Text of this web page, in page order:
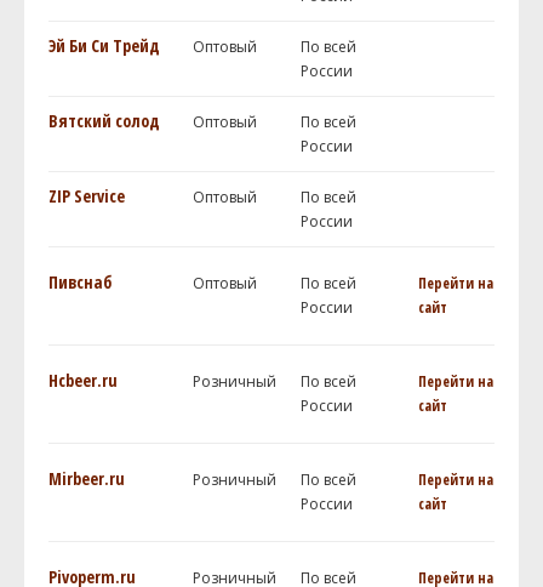
Эй Би Си Трейд Оптовый
По всей
России
Вятский солод Оптовый
По всей
России
ZIP Service Оптовый
По всей
России
Пивснаб Оптовый
По всей
России
Перейти на
сайт
Hcbeer.ru Розничный
По всей
России
Перейти на
сайт
Mirbeer.ru Розничный
По всей
России
Перейти на
сайт
Pivoperm.ru Розничный По всей Перейти на